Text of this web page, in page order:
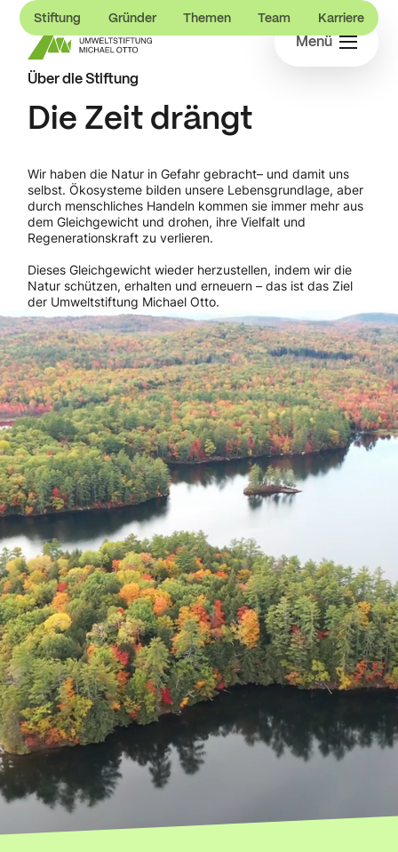
Menü
Stiftung Gründer Themen Team Karriere
Über die Stiftung
Die Zeit drängt
Wir haben die Natur in Gefahr gebracht– und damit uns
selbst. Ökosysteme bilden unsere Lebensgrundlage, aber
durch menschliches Handeln kommen sie immer mehr aus
dem Gleichgewicht und drohen, ihre Vielfalt und
Regenerationskraft zu verlieren.
Dieses Gleichgewicht wieder herzustellen, indem wir die
Natur schützen, erhalten und erneuern – das ist das Ziel
der Umweltstiftung Michael Otto.